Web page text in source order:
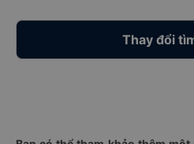
Thay đổi